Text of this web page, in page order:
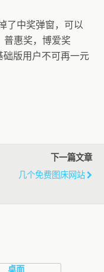
了中奖弹窗，可以
普惠奖，博爱奖
础版用户不可再一元
下一篇文章
几个免费图床网站
桌面